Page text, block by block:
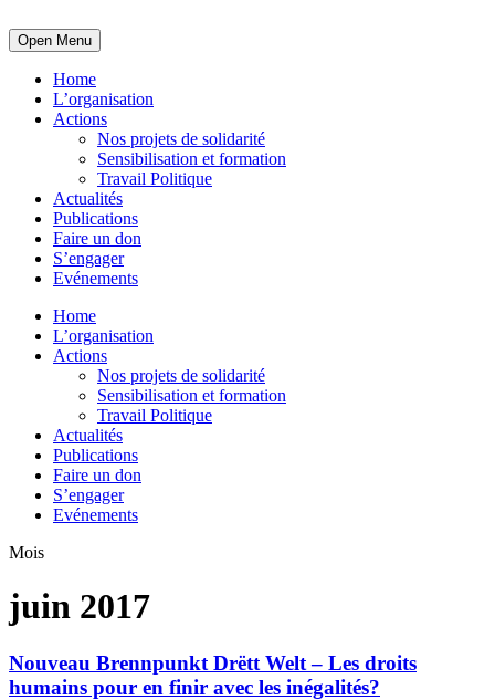
Open Menu
Home
L’organisation
Actions
Nos projets de solidarité
Sensibilisation et formation
Travail Politique
Actualités
Publications
Faire un don
S’engager
Evénements
Home
L’organisation
Actions
Nos projets de solidarité
Sensibilisation et formation
Travail Politique
Actualités
Publications
Faire un don
S’engager
Evénements
Mois
juin 2017
Nouveau Brennpunkt Drëtt Welt – Les droits
humains pour en finir avec les inégalités?